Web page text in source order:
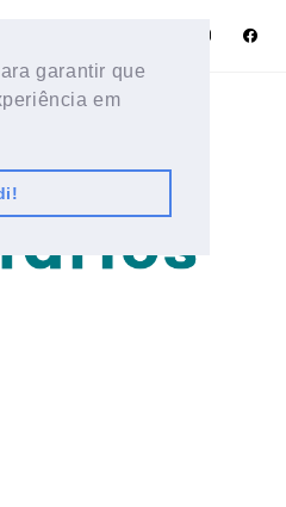
garantir que
em
garantir que
em